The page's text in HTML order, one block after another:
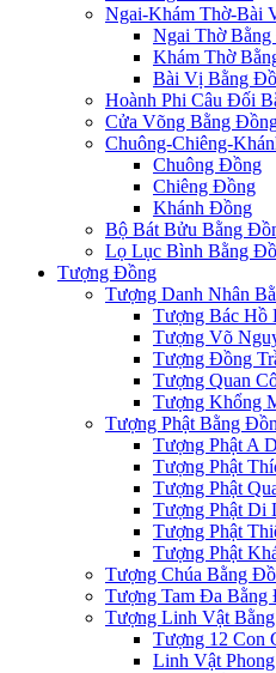
Ngai-Khám Thờ-Bài
Ngai Thờ
Khám Thờ
Bài Vị Bằng
Hoành Phi Câu Đối
Cửa Võng Bằng
Chuông-Chiêng-
Chuông Đồng
Chiêng Đồng
Khánh Đồng
Bộ Bát Bửu Bằng
Lọ Lục Bình Bằng
Tượng Đồng
Tượng Danh Nhân
Tượng Bác Hồ
Tượng Võ
Tượng Đồng
Tượng Quan
Tượng Khổng
Tượng Phật Bằng
Tượng Phật A
Tượng Phật
Tượng Phật
Tượng Phật Di
Tượng Phật
Tượng Phật
Tượng Chúa Bằng
Tượng Tam Đa Bằng
Tượng Linh Vật
Tượng 12 Con
Linh Vật